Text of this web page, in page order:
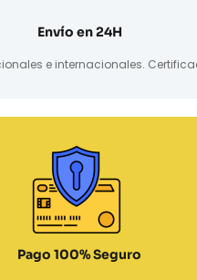
Envío en 24H
e internacionales.
Pago 100% Seguro